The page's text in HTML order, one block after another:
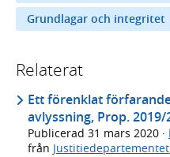
Grundlagar och integritet
Relaterat
Ett förenklat
avlyssning, Prop. 2019/
Publicerad 31 mars 2020 ·
från Justitiedepartementet